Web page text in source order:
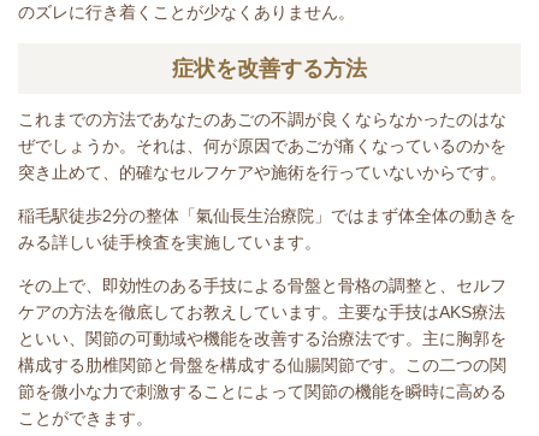
のズレに行き着くことが少なくありません。
症状を改善する方法
これまでの方法であなたのあごの不調が良くならなかったのはな
ぜでしょうか。それは、何が原因であごが痛くなっているのかを
突き止めて、的確なセルフケアや施術を行っていないからです。
稲毛駅徒歩2分の整体「氣仙長生治療院」では まず体全体の動きを
みる詳しい徒手検査を実施しています。
その上で、即効性のある手技による骨盤と骨格の調整と、セルフ
ケアの方法を徹底してお教えしています。主要な手技はAKS療法
といい、関節の可動域や機能を改善する治療法です。 主に胸郭を
構成する肋椎関節と骨盤を構成する仙腸関節です。この二つの関
節を微小な力で刺激することによって関節の機能を瞬時に高める
ことができます。